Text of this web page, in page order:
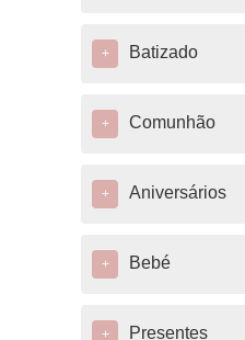
+ Batizado
+ Comunhão
+ Aniversários
+ Bebé
+ Presentes